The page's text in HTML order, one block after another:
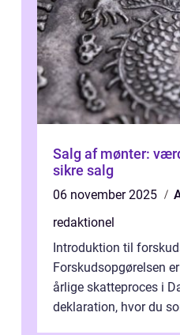
Salg af mønter:
sikre salg
06 november 2025
redaktionel
Introduktion til
Forskudsopgørelsen
årlige skatteproces i
deklaration, hvor du